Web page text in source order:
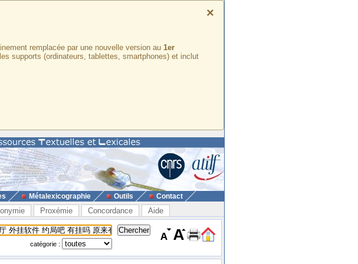
×
remplacée par une nouvelle version au 1er
supports (ordinateurs, tablettes, smartphones) et inclut
Métalexicographie Outils Contact
Proxémie Concordance Aide
catégorie :